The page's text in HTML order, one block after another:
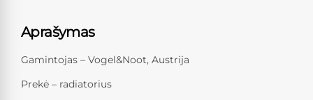
Aprašymas
Gamintojas – Vogel&Noot, Austrija
Prekė – radiatorius